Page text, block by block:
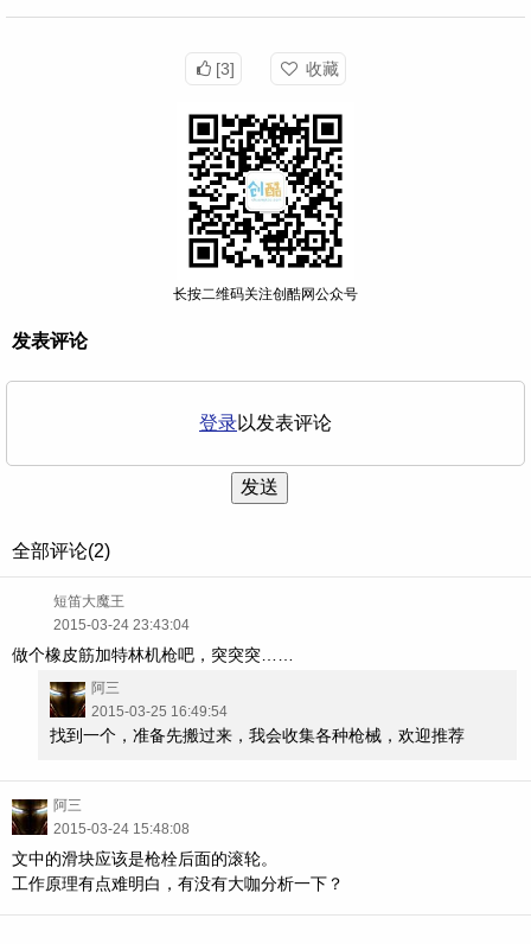
[3] 收藏
长按二维码关注创酷网公众号
发表评论
登录以发表评论
发送
全部评论(2)
短笛大魔王
2015-03-24 23:43:04
做个橡皮筋加特林机枪吧，突突突……
阿三
2015-03-25 16:49:54
找到一个，准备先搬过来，我会收集各种枪械，欢迎推荐
阿三
2015-03-24 15:48:08
文中的滑块应该是枪栓后面的滚轮。
工作原理有点难明白，有没有大咖分析一下？